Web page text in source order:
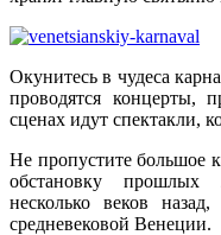
Окунитесь в чудеса
проводятся концерты,
сценах идут спектакли,
Не пропустите большое
обстановку прошлых
несколько веков
средневековой Венеции.